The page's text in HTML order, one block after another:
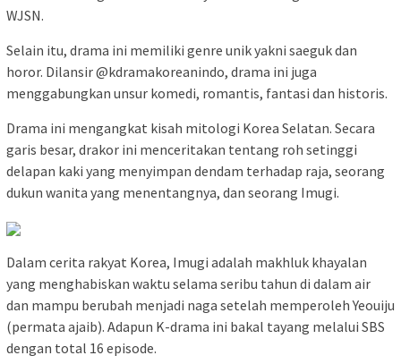
WJSN.
Selain itu, drama ini memiliki genre unik yakni saeguk dan
horor. Dilansir @kdramakoreanindo, drama ini juga
menggabungkan unsur komedi, romantis, fantasi dan historis.
Drama ini mengangkat kisah mitologi Korea Selatan. Secara
garis besar, drakor ini menceritakan tentang roh setinggi
delapan kaki yang menyimpan dendam terhadap raja, seorang
dukun wanita yang menentangnya, dan seorang Imugi.
Dalam cerita rakyat Korea, Imugi adalah makhluk khayalan
yang menghabiskan waktu selama seribu tahun di dalam air
dan mampu berubah menjadi naga setelah memperoleh Yeouiju
(permata ajaib). Adapun K-drama ini bakal tayang melalui SBS
dengan total 16 episode.